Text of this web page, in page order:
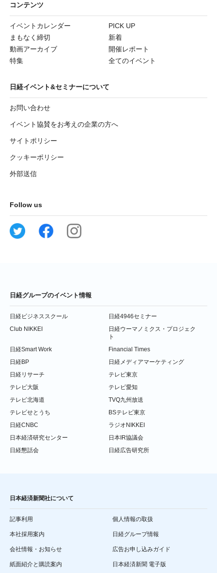
コンテンツ
イベントカレンダー
PICK UP
まもなく締切
新着
動画アーカイブ
開催レポート
特集
全てのイベント
日経イベント&セミナーについて
お問い合わせ
イベント協賛をお考えの企業の方へ
サイトポリシー
クッキーポリシー
外部送信
Follow us
日経グループのイベント情報
日経ビジネススクール
日経4946セミナー
Club NIKKEI
日経ウーマノミクス・プロジェク
ト
日経Smart Work
Financial Times
日経BP
日経メディアマーケティング
日経リサーチ
テレビ東京
テレビ大阪
テレビ愛知
テレビ北海道
TVQ九州放送
テレビせとうち
BSテレビ東京
日経CNBC
ラジオNIKKEI
日本経済研究センター
日本IR協議会
日経懇話会
日経広告研究所
日本経済新聞社について
記事利用 個人情報の取扱
本社採用案内 日経グループ情報
会社情報・お知らせ 広告お申し込みガイド
紙面紹介と購読案内 日本経済新聞 電子版